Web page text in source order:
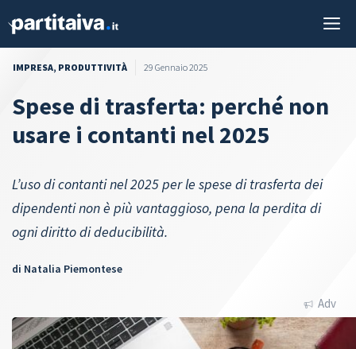
IMPRESA, PRODUTTIVITÀ 29 Gennaio 2025
Spese di trasferta: perché non
usare i contanti nel 2025
L’uso di contanti nel 2025 per le spese di trasferta dei
dipendenti non è più vantaggioso, pena la perdita di
ogni diritto di deducibilità.
di Natalia Piemontese
Adv